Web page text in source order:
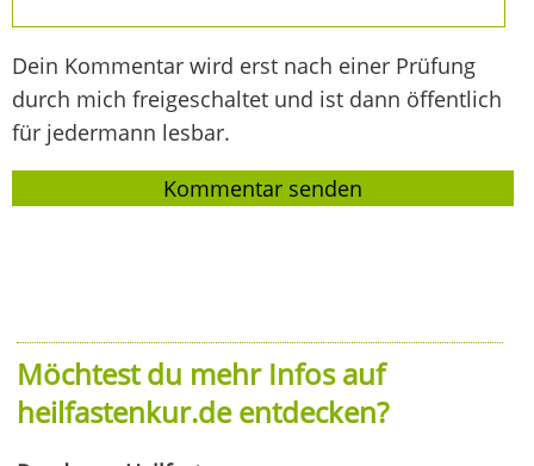
Dein Kommentar wird erst nach einer Prüfung
durch mich freigeschaltet und ist dann öffentlich
für jedermann lesbar.
Möchtest du mehr Infos auf
heilfastenkur.de entdecken?